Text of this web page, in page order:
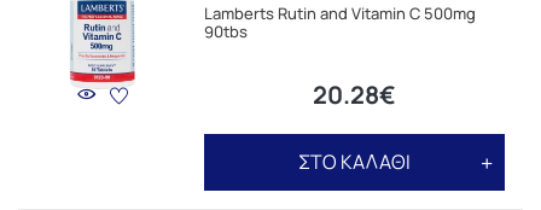
Lamberts Rutin and Vitamin C 500mg
90tbs
20.28€
ΣΤΟ ΚΑΛΑΘΙ